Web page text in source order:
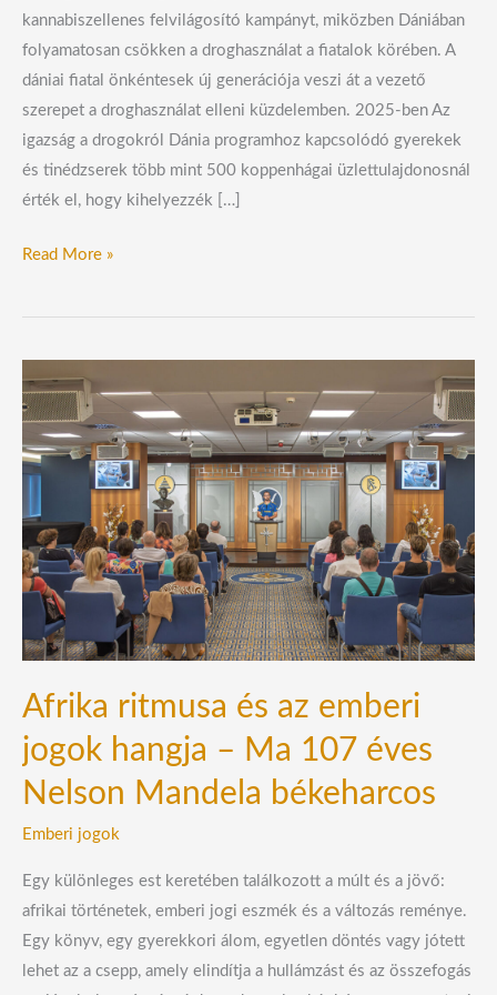
kannabiszellenes felvilágosító kampányt, miközben Dániában
folyamatosan csökken a droghasználat a fiatalok körében. A
dániai fiatal önkéntesek új generációja veszi át a vezető
szerepet a droghasználat elleni küzdelemben. 2025-ben Az
igazság a drogokról Dánia programhoz kapcsolódó gyerekek
és tinédzserek több mint 500 koppenhágai üzlettulajdonosnál
érték el, hogy kihelyezzék […]
Read More »
Afrika ritmusa és az emberi
jogok hangja – Ma 107 éves
Nelson Mandela békeharcos
Emberi jogok
Egy különleges est keretében találkozott a múlt és a jövő:
afrikai történetek, emberi jogi eszmék és a változás reménye.
Egy könyv, egy gyerekkori álom, egyetlen döntés vagy jótett
lehet az a csepp, amely elindítja a hullámzást és az összefogás
ritmusa
az
jogok
hangja
–
107
Nelson
Mandela
békeharcos